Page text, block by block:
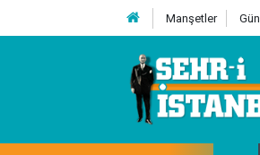
Manşetler